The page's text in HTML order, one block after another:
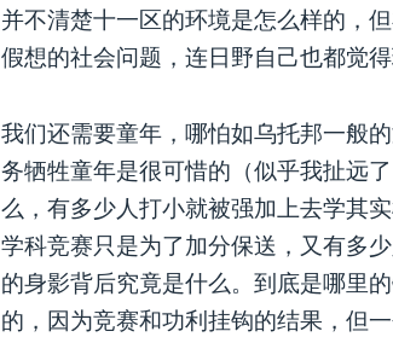
并不清楚十一区的环境是怎么样的，
假想的社会问题，连日野自己也都觉得
我们还需要童年，哪怕如乌托邦一般
务牺牲童年是很可惜的（似乎我扯远
么，有多少人打小就被强加上去学其
学科竞赛只是为了加分保送，又有多
的身影背后究竟是什么。到底是哪里
的，因为竞赛和功利挂钩的结果，但